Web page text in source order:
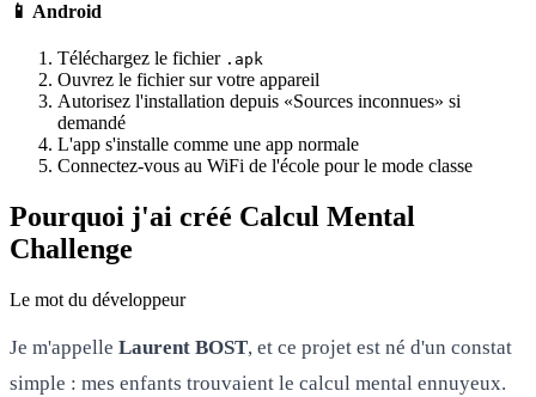
📱 Android
Téléchargez le fichier .apk
Ouvrez le fichier sur votre appareil
Autorisez l'installation depuis «Sources inconnues» si
demandé
L'app s'installe comme une app normale
Connectez-vous au WiFi de l'école pour le mode classe
Pourquoi j'ai créé Calcul Mental
Challenge
Le mot du développeur
Je m'appelle Laurent BOST, et ce projet est né d'un constat
simple : mes enfants trouvaient le calcul mental ennuyeux.